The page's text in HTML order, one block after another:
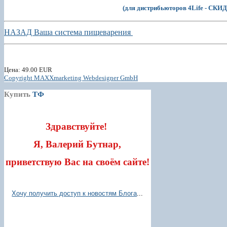
(для дистрибьюторов 4Life -
НАЗАД Ваша система пищеварения
Цена: 49.00 EUR
Copyright MAXXmarketing Webdesigner GmbH
Купить ТФ
Здравствуйте!
Я, Валерий Бутнар,
приветствую Вас на своём сайте!
Хочу получить доступ к новостям Блога...